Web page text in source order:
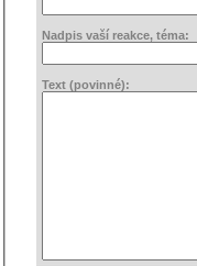
Nadpis vaší reakce, téma:
Text (povinné):